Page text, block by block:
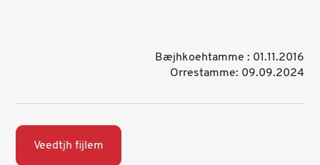
Bæjhkoehtamme : 01.11.2016
Orrestamme: 09.09.2024
Veedtjh fijlem